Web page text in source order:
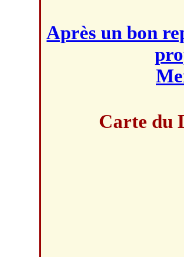
Après un bon
Carte du